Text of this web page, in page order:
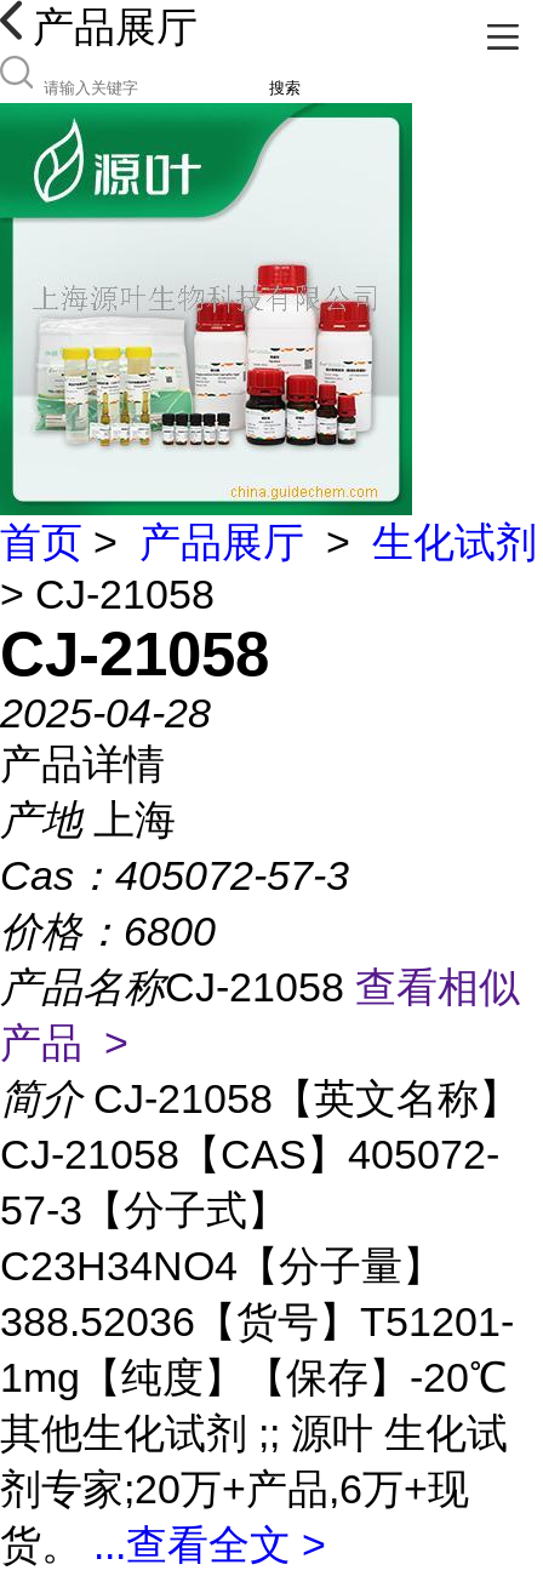
产品展厅
搜索
首页 > 产品展厅 > 生化试剂
> CJ-21058
CJ-21058
2025-04-28
产品详情
产地
上海
Cas： 405072-57-3
价格： 6800
产品名称CJ-21058 查看相似
产品 >
简介 CJ-21058【英文名称】
CJ-21058【CAS】405072-
57-3【分子式】
C23H34NO4【分子量】
388.52036【货号】T51201-
1mg【纯度】【保存】-20℃
其他生化试剂 ;; 源叶 生化试
剂专家;20万+产品,6万+现
货。 ...查看全文 >